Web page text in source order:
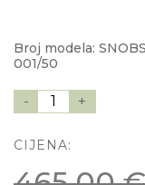
Broj modela:
001/50
- 1 +
CIJENA: